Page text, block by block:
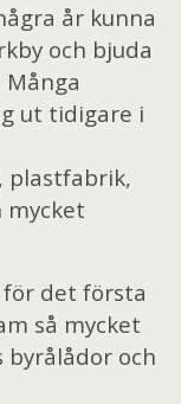
år kunna
och bjuda
ut tidigare i
plastfabrik,
mycket
det första
så mycket
och